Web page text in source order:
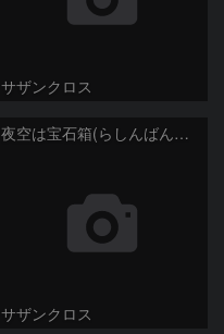
サザンクロス
夜空は宝石箱(らしんばん座 NGC2613) Seestar50
サザンクロス